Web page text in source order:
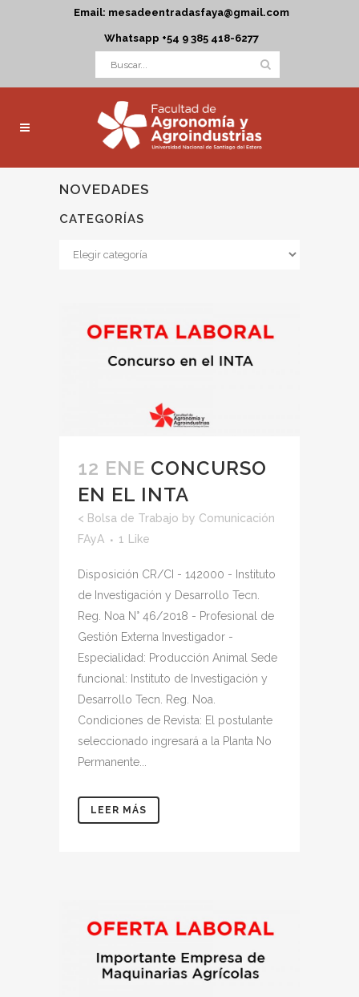
Email: mesadeentradasfaya@gmail.com
Whatsapp +54 9 385 418-6277
NOVEDADES
CATEGORÍAS
Categorías
12 ENE CONCURSO
EN EL INTA
< Bolsa de Trabajo by Comunicación
FAyA
1 Like
Disposición CR/CI - 142000 - Instituto
de Investigación y Desarrollo Tecn.
Reg. Noa N° 46/2018 - Profesional de
Gestión Externa Investigador -
Especialidad: Producción Animal Sede
funcional: Instituto de Investigación y
Desarrollo Tecn. Reg. Noa.
Condiciones de Revista: El postulante
seleccionado ingresará a la Planta No
Permanente...
LEER MÁS